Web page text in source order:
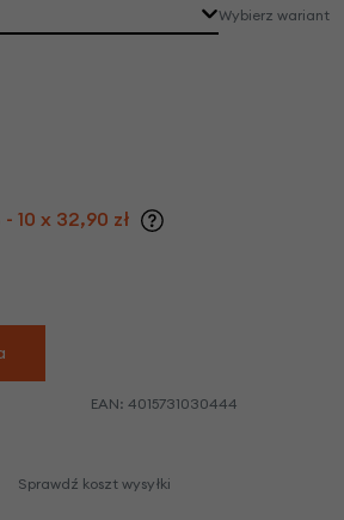
Wybierz wariant
10 x 32,90 zł
EAN: 4015731030444
Sprawdź koszt wysyłki